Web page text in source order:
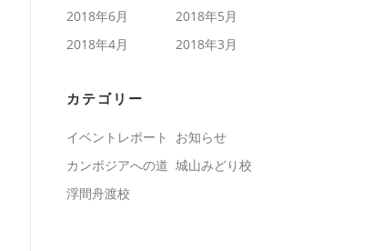
2018年6月
2018年5月
2018年4月
2018年3月
カテゴリー
イベントレポート
お知らせ
カンボジアへの道 城山みどり校
浮間舟渡校